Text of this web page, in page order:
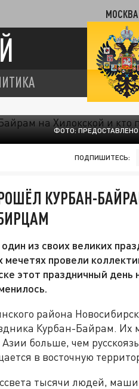
МОСКВА
ФОТО:
ПОДПИШИТЕСЬ:
КУРБАН-
из своих великих
провели
этот праздничный день
района
Курбан-Байрам. Их
больше, чем
в восточную
тысячи людей,